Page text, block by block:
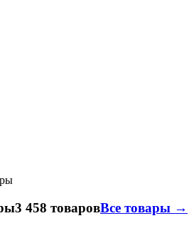
3 458 товаровВсе товары →